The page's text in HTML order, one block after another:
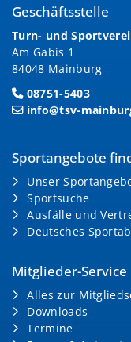
Geschäftsstelle
Turn- und
Am Gabis 1
84048 Mainburg
08751-5403
info@tsv-
Sportangebote
Unser
Sportsuche
Ausfälle und
Deutsches
Mitglieder-Service
Alles zur
Downloads
Termine